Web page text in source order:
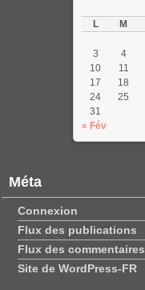
L M
3
4
10
11
17
18
24
25
31
« Fév
Méta
Connexion
Flux des publications
Flux des commentaires
Site de WordPress-FR